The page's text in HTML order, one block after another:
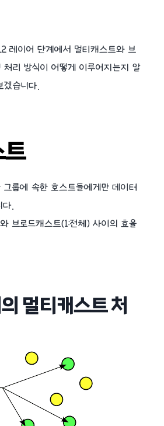
레이어 단계에서 멀티캐스트와 브
처리 방식이 어떻게 이루어지는지 알
습니다.
트
그룹에 속한 호스트들에게만 데이터
.
브로드캐스트(1:전체) 사이의 효율
멀티캐스트 처